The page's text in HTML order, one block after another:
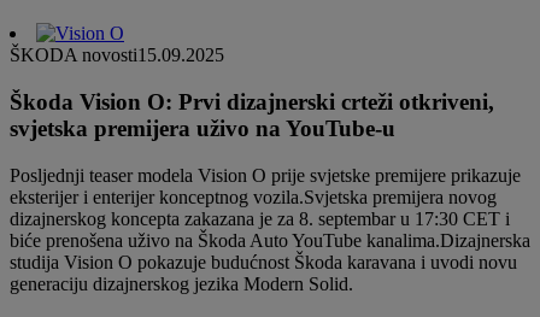
ŠKODA novosti15.09.2025
Škoda Vision O: Prvi dizajnerski crteži otkriveni,
svjetska premijera uživo na YouTube-u
Posljednji teaser modela Vision O prije svjetske premijere prikazuje
eksterijer i enterijer konceptnog vozila.Svjetska premijera novog
dizajnerskog koncepta zakazana je za 8. septembar u 17:30 CET i
biće prenošena uživo na Škoda Auto YouTube kanalima.Dizajnerska
studija Vision O pokazuje budućnost Škoda karavana i uvodi novu
generaciju dizajnerskog jezika Modern Solid.